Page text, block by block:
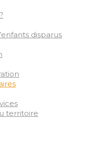
disparus
territoire